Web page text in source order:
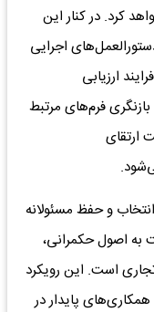
کرد. در کنار این
اجرایی
ارزیابی
فرم‌های مرتبط
ارتقای
و حفظ مسئولانه
به اصول حکمرانی،
است. این رویکرد
پایدار در